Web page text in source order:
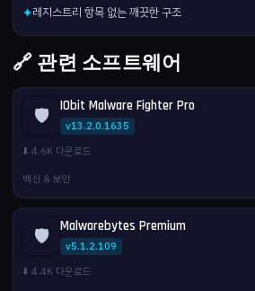
✦레지스트리 항목 없는 깨끗한 구조
🔗 관련 소프트웨어
🛡️ IObit Malware Fighter Pro
v13.2.0.1635
⬇️ 4.6K 다운로드
백신 & 보안
🛡️ Malwarebytes Premium
v5.1.2.109
⬇️ 4.4K 다운로드